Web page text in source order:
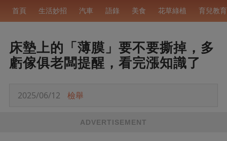
首頁 生活妙招 汽車 語錄 美食 花草綠植 育兒教育
床墊上的「薄膜」要不要撕掉，多
虧傢俱老闆提醒，看完漲知識了
2025/06/12 檢舉
ADVERTISEMENT